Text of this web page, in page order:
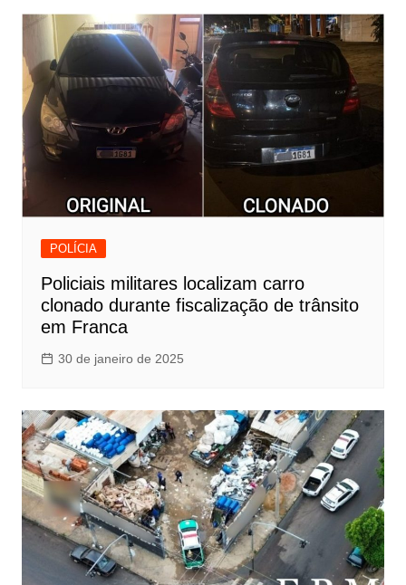
POLÍCIA
Policiais militares localizam carro
clonado durante fiscalização de trânsito
em Franca
30 de janeiro de 2025